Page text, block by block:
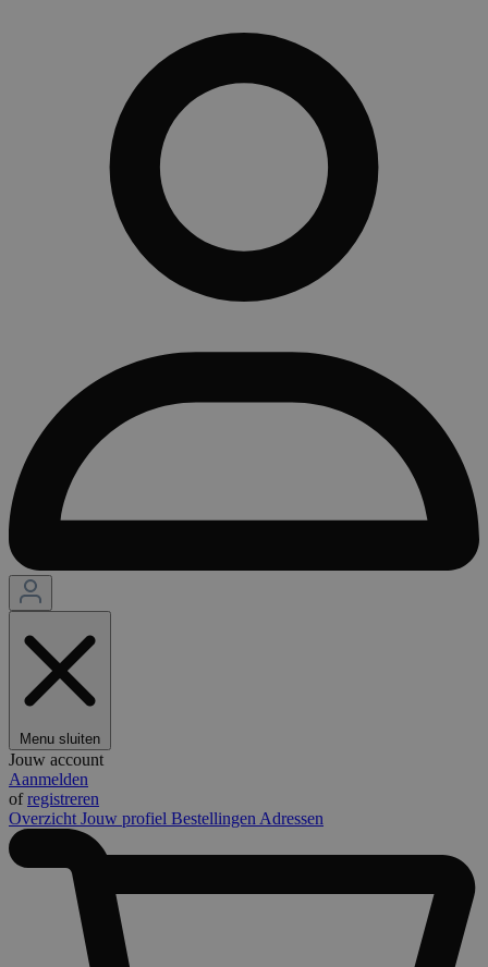
Menu sluiten
Jouw account
Aanmelden
ofregistreren
Overzicht Jouw profiel Bestellingen Adressen